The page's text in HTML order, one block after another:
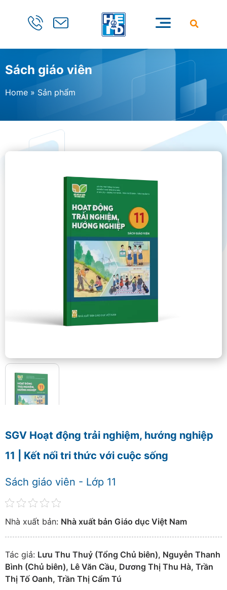
Sách giáo viên
Home » Sản phẩm
SGV Hoạt động trải nghiệm, hướng nghiệp
11 | Kết nối tri thức với cuộc sống
Sách giáo viên - Lớp 11
Nhà xuất bản: Nhà xuất bản Giáo dục Việt Nam
Tác giả: Lưu Thu Thuỷ (Tổng Chủ biên), Nguyễn Thanh
Bình (Chủ biên), Lê Văn Cầu, Dương Thị Thu Hà, Trần
Thị Tố Oanh, Trần Thị Cẩm Tú